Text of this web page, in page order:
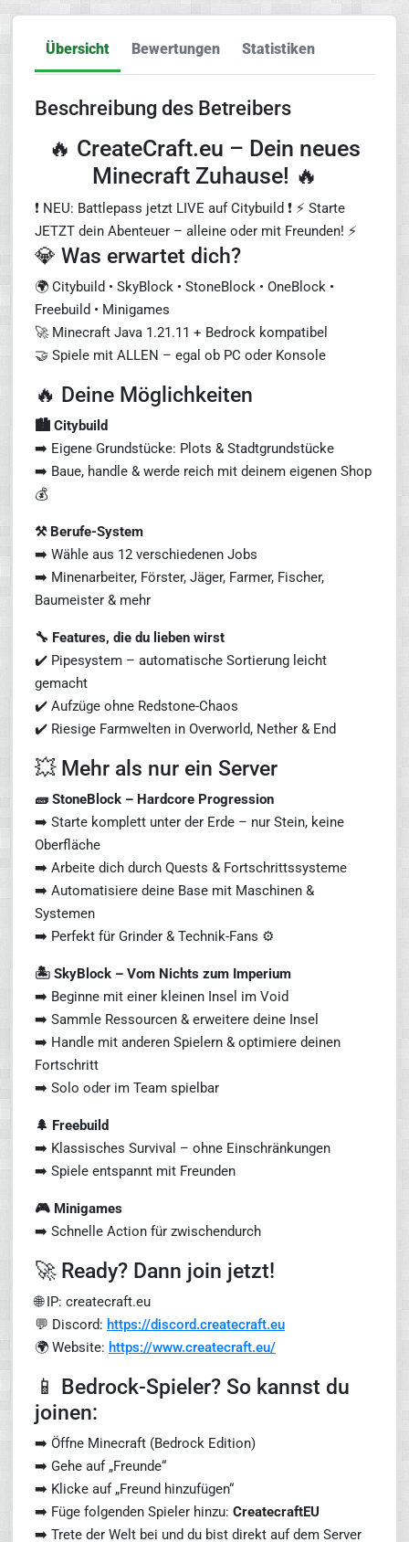
Übersicht Bewertungen Statistiken
Beschreibung des Betreibers
🔥 CreateCraft.eu – Dein neues
Minecraft Zuhause! 🔥
❗ NEU: Battlepass jetzt LIVE auf Citybuild ❗ ⚡ Starte
JETZT dein Abenteuer – alleine oder mit Freunden! ⚡
💎 Was erwartet dich?
🌍 Citybuild • SkyBlock • StoneBlock • OneBlock •
Freebuild • Minigames
🚀 Minecraft Java 1.21.11 + Bedrock kompatibel
🤝 Spiele mit ALLEN – egal ob PC oder Konsole
🔥 Deine Möglichkeiten
🏙️ Citybuild
➡️ Eigene Grundstücke: Plots & Stadtgrundstücke
➡️ Baue, handle & werde reich mit deinem eigenen Shop
💰
⚒️ Berufe-System
➡️ Wähle aus 12 verschiedenen Jobs
➡️ Minenarbeiter, Förster, Jäger, Farmer, Fischer,
Baumeister & mehr
🔧 Features, die du lieben wirst
✔️ Pipesystem – automatische Sortierung leicht
gemacht
✔️ Aufzüge ohne Redstone-Chaos
✔️ Riesige Farmwelten in Overworld, Nether & End
💥 Mehr als nur ein Server
🧱 StoneBlock – Hardcore Progression
➡️ Starte komplett unter der Erde – nur Stein, keine
Oberfläche
➡️ Arbeite dich durch Quests & Fortschrittssysteme
➡️ Automatisiere deine Base mit Maschinen &
Systemen
➡️ Perfekt für Grinder & Technik-Fans ⚙️
🏝️ SkyBlock – Vom Nichts zum Imperium
➡️ Beginne mit einer kleinen Insel im Void
➡️ Sammle Ressourcen & erweitere deine Insel
➡️ Handle mit anderen Spielern & optimiere deinen
Fortschritt
➡️ Solo oder im Team spielbar
🌲 Freebuild
➡️ Klassisches Survival – ohne Einschränkungen
➡️ Spiele entspannt mit Freunden
🎮 Minigames
➡️ Schnelle Action für zwischendurch
🚀 Ready? Dann join jetzt!
🌐 IP: createcraft.eu
💬 Discord: https://discord.createcraft.eu
🌍 Website: https://www.createcraft.eu/
📱 Bedrock-Spieler? So kannst du
joinen:
➡️ Öffne Minecraft (Bedrock Edition)
➡️ Gehe auf „Freunde“
➡️ Klicke auf „Freund hinzufügen“
➡️ Füge folgenden Spieler hinzu: CreatecraftEU
➡️ Trete der Welt bei und du bist direkt auf dem Server